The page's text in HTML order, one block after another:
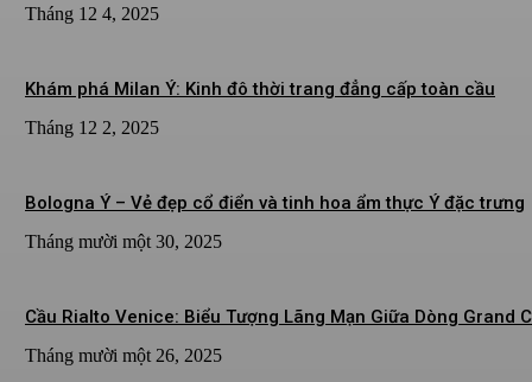
Tháng 12 4, 2025
Khám phá Milan Ý: Kinh đô thời trang đẳng cấp toàn cầu
Tháng 12 2, 2025
Bologna Ý – Vẻ đẹp cổ điển và tinh hoa ẩm thực Ý đặc trưng
Tháng mười một 30, 2025
Cầu Rialto Venice: Biểu Tượng Lãng Mạn Giữa Dòng Grand
Tháng mười một 26, 2025